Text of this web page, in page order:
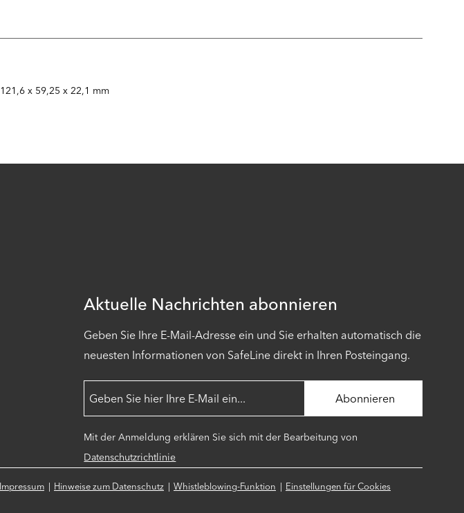
121,6 x 59,25 x 22,1 mm
Aktuelle Nachrichten abonnieren
Geben Sie Ihre E-Mail-Adresse ein und Sie erhalten automatisch die
neuesten Informationen von SafeLine direkt in Ihren Posteingang.
Mit der Anmeldung erklären Sie sich mit der Bearbeitung von
Datenschutzrichtlinie
Impressum Hinweise zum Datenschutz Whistleblowing-Funktion Einstellungen für Cookies